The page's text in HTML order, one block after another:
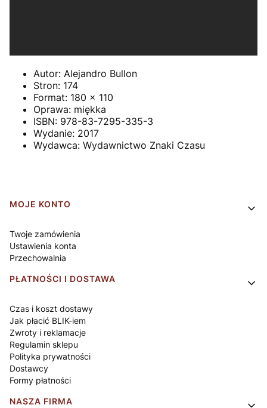
Autor: Alejandro Bullon
Stron: 174
Format: 180 x 110
Oprawa: miękka
ISBN: 978-83-7295-335-3
Wydanie: 2017
Wydawca: Wydawnictwo Znaki Czasu
Linki w stopce
MOJE KONTO
Twoje zamówienia
Ustawienia konta
Przechowalnia
PŁATNOŚCI I DOSTAWA
Czas i koszt dostawy
Jak płacić BLIK-iem
Zwroty i reklamacje
Regulamin sklepu
Polityka prywatności
Dostawcy
Formy płatności
NASZA FIRMA